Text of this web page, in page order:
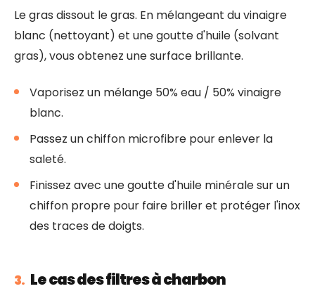
Le gras dissout le gras. En mélangeant du vinaigre
blanc (nettoyant) et une goutte d'huile (solvant
gras), vous obtenez une surface brillante.
Vaporisez un mélange 50% eau / 50% vinaigre
blanc.
Passez un chiffon microfibre pour enlever la
saleté.
Finissez avec une goutte d'huile minérale sur un
chiffon propre pour faire briller et protéger l'inox
des traces de doigts.
3. Le cas des filtres à charbon